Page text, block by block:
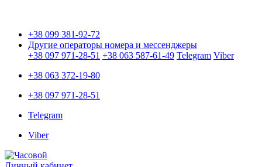
+38 099 381-92-72
Другие операторы номера и мессенджеры
+38 097 971-28-51 +38 063 587-61-49 Telegram Viber
+38 063 372-19-80
+38 097 971-28-51
Telegram
Viber